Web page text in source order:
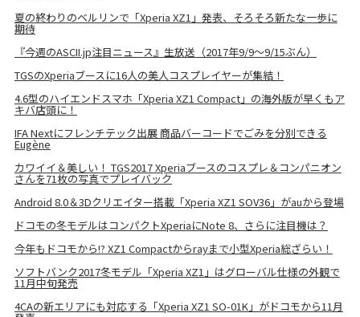
夏の終わりのベルリンで「Xperia XZ1」発表、そろそろ新たな一歩に
期待
『今週のASCII.jp注目ニュース』生放送（2017年9/9～9/15ぶん）
TGSのXperiaブースに16人の美人コスプレイヤーが集結！
4.6型のハイエンドスマホ「Xperia XZ1 Compact」の海外版が早くもア
キバ店頭に！
IFA Nextにフレンチテック出展 商品バーコードでごみを分別できる
Eugène
カワイイ＆美しい！ TGS2017 Xperiaブースのコスプレ＆コンパニオン
さんを71枚の写真でプレイバック
Android 8.0＆3Dクリエイター搭載「Xperia XZ1 SOV36」がauから登場
ドコモの冬モデルはコンパクトXperiaにNote 8、さらに注目機は？
今年もドコモから!? XZ1 Compactからrayまで小型Xperia総ざらい！
ソフトバンク2017冬モデル「Xperia XZ1」はグローバル仕様の外観で
11月中旬発売
4CAの新エリアにも対応する「Xperia XZ1 SO-01K」がドコモから11月